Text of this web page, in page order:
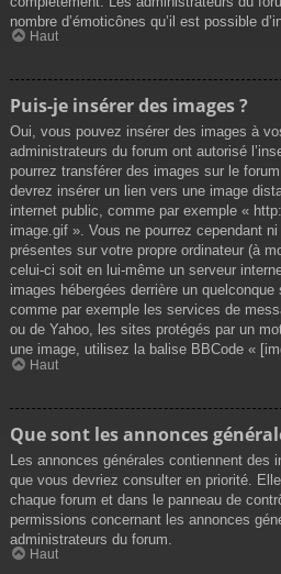
nombre d’émoticônes qu’il est possible
Haut
Puis-je insérer des images ?
Oui, vous pouvez insérer des images à
administrateurs du forum ont autorisé
pourrez transférer des images sur le
devrez insérer un lien vers une image
internet public, comme par exemple «
image.gif ». Vous ne pourrez cependant
présentes sur votre propre ordinateur (à
celui-ci soit en lui-même un serveur
images hébergées derrière un
comme par exemple les services de
ou de Yahoo, les sites protégés par un
une image, utilisez la balise BBCode «
Haut
Que sont les annonces
Les annonces générales contiennent des
que vous devriez consulter en priorité.
chaque forum et dans le panneau de
permissions concernant les annonces
administrateurs du forum.
Haut